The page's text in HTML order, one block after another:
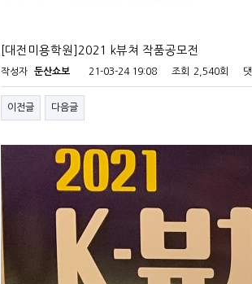
[대전미용학원]2021 k뷰쳐 작품공모전
작성자 둔산쇼보 21-03-24 19:08 조회 2,540회
이전글 다음글